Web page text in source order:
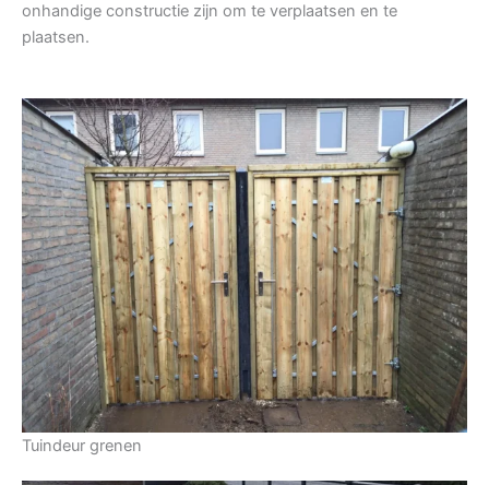
onhandige constructie zijn om te verplaatsen en te
plaatsen.
Tuindeur grenen